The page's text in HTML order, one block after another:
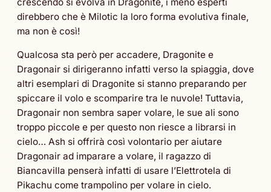
direbbero che è Milotic la loro forma evolutiva finale,
ma non è così!
Qualcosa sta però per accadere, Dragonite e
Dragonair si dirigeranno infatti verso la spiaggia, dove
altri esemplari di Dragonite si stanno preparando per
spiccare il volo e scomparire tra le nuvole! Tuttavia,
Dragonair non sembra saper volare, le sue ali sono
troppo piccole e per questo non riesce a librarsi in
cielo… Ash si offrirà così volontario per aiutare
Dragonair ad imparare a volare, il ragazzo di
Biancavilla penserà infatti di usare l’Elettrotela di
Pikachu come trampolino per volare in cielo.